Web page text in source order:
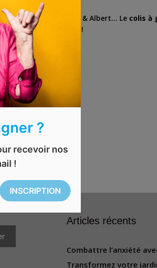
WONDR, Betty & Albert… Le colis à
belges à découvrir !
le lien ci-dessous.
.
Valériane
avec Galbani
Articles récents
Combattre l’anxiété
Transformez votre
?
recevoir nos
!